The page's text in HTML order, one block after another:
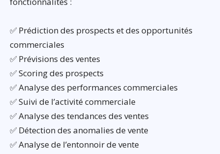
✅ Prédiction des prospects et des opportunités
commerciales
✅ Prévisions des ventes
✅ Scoring des prospects
✅ Analyse des performances commerciales
✅ Suivi de l’activité commerciale
✅ Analyse des tendances des ventes
✅ Détection des anomalies de vente
✅ Analyse de l’entonnoir de vente